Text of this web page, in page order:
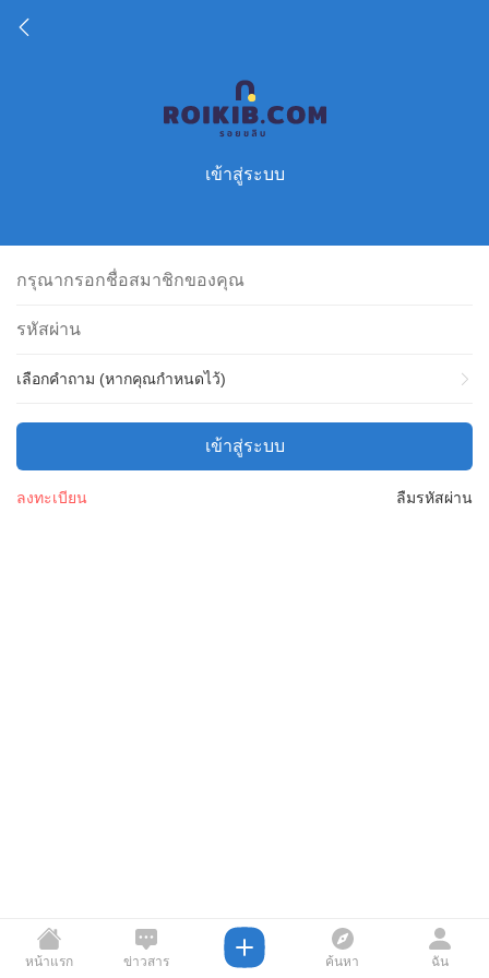
เข้าสู่ระบบ
เลือกคำถาม (หากคุณกำหนดไว้)
เข้าสู่ระบบ
ลืมรหัสผ่าน
ลงทะเบียน
หน้าแรก ข่าวสาร ค้นหา ฉัน